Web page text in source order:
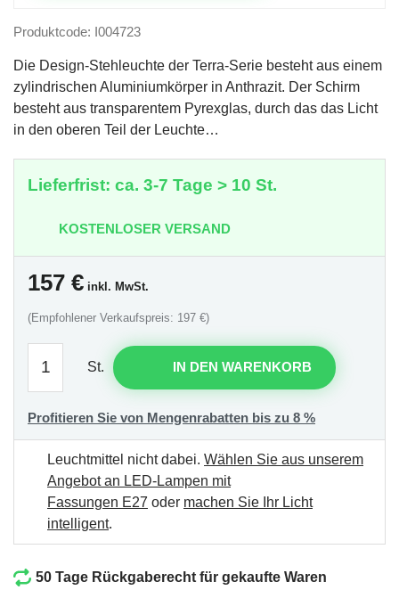
Produktcode: I004723
Die Design-Stehleuchte der Terra-Serie besteht aus einem
zylindrischen Aluminiumkörper in Anthrazit. Der Schirm
besteht aus transparentem Pyrexglas, durch das das Licht
in den oberen Teil der Leuchte…
Lieferfrist: ca. 3-7 Tage > 10 St.
KOSTENLOSER VERSAND
157 € inkl. MwSt.
(Empfohlener Verkaufspreis: 197 €)
St. IN DEN WARENKORB
Profitieren Sie von Mengenrabatten bis zu 8 %
Leuchtmittel nicht dabei. Wählen Sie aus unserem
Angebot an LED-Lampen mit
Fassungen E27 oder machen Sie Ihr Licht
intelligent.
50 Tage Rückgaberecht für gekaufte Waren